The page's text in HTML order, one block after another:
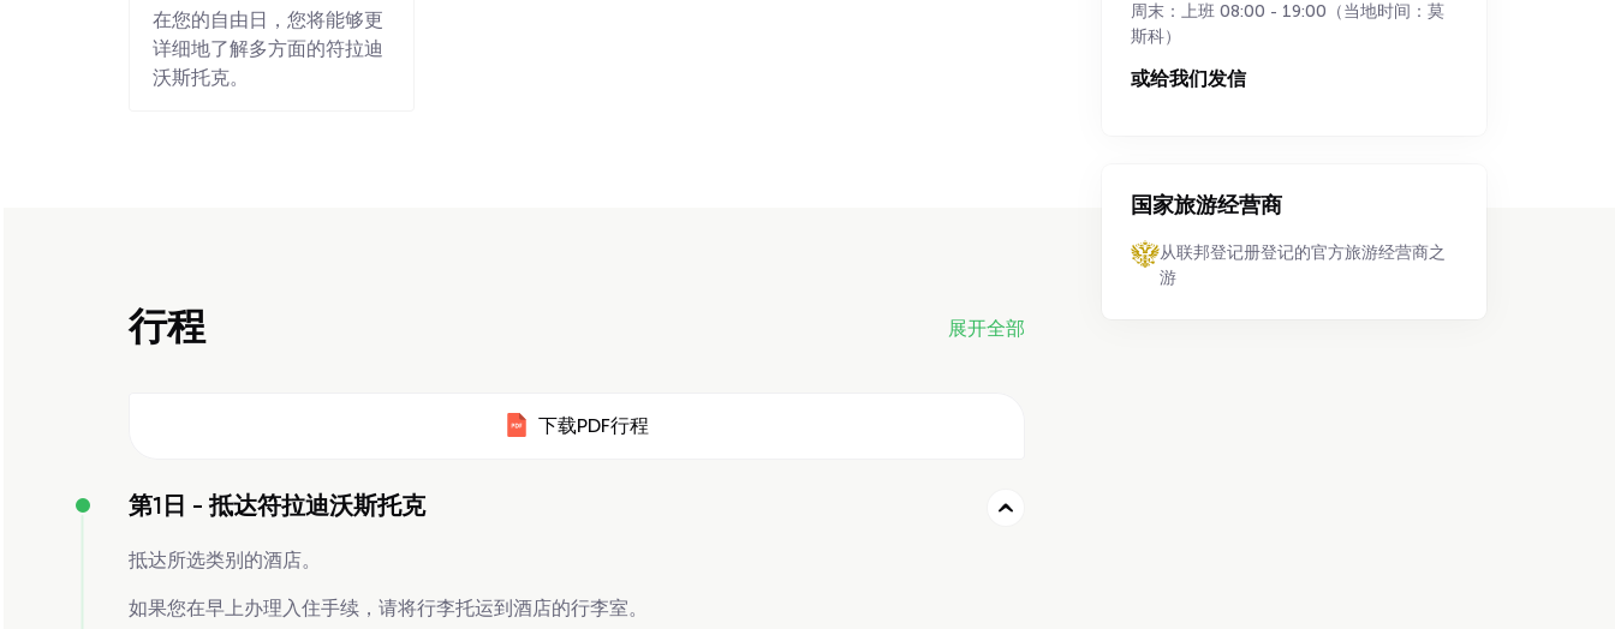
在您的自由日，您将能够更
详细地了解多方面的符拉迪
沃斯托克。
行程 展开全部
下载PDF行程
第1日 - 抵达符拉迪沃斯托克
抵达所选类别的酒店。
如果您在早上办理入住手续，请将行李托运到酒店的行李室。
周末：上班 08:00 - 19:00（当地时间：莫
斯科）
或给我们发信
国家旅游经营商
从联邦登记册登记的官方旅游经营商之
游